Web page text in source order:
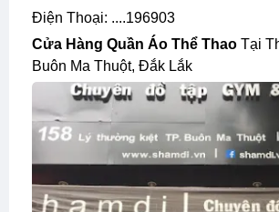
Điện Thoại: ....196903
Cửa Hàng Quần Áo Thể Thao Tại
Buôn Ma Thuột, Đắk Lắk